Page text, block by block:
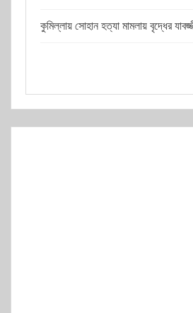
কুমিল্লায় সোহান হত্যা মামলায় বৃদ্ধের